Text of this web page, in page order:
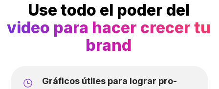
Use todo el poder del
video para hacer crecer tu
brand
Gráficos útiles para lograr pro-